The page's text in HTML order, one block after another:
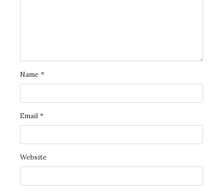
Name *
Email *
Website